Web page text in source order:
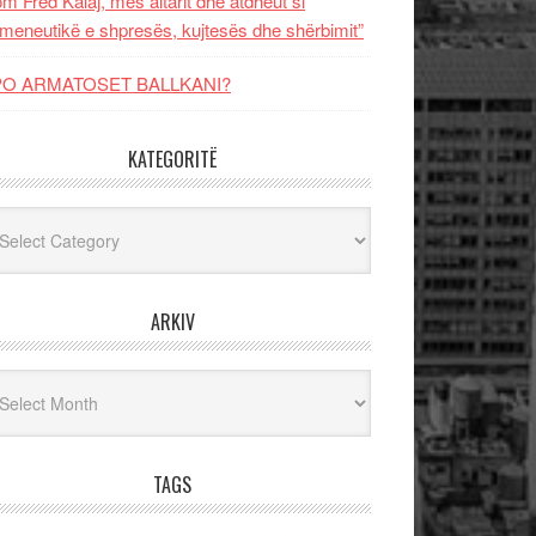
e shpresës, kujtesës dhe shërbimit”
ARMATOSET BALLKANI?
KATEGORITË
ARKIV
TAGS